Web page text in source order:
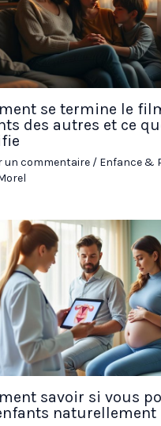
se termine le
des autres et ce
un commentaire / Enfance &
savoir si vous
naturellement